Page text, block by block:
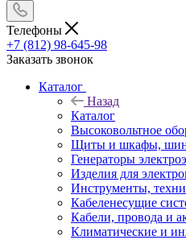
Телефоны
+7 (812) 98-645-98
Заказать звонок
Каталог
Назад
Каталог
Высоковольтное
Щиты и шкафы,
Генераторы
Изделия для
Инструменты,
Кабеленесущие
Кабели, провода и
Климатические и